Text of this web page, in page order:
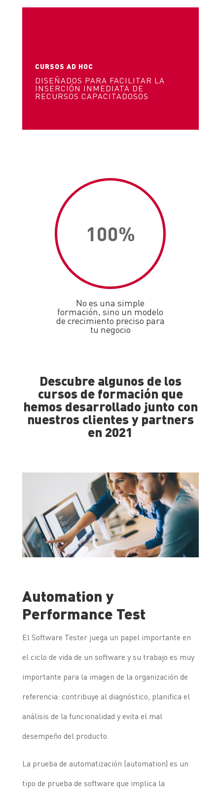
CURSOS AD HOC
DISEÑADOS PARA FACILITAR LA
INSERCIÓN INMEDIATA DE
RECURSOS CAPACITADOSOS
100%
No es una simple
formación, sino un modelo
de crecimiento preciso para
tu negocio
Descubre algunos de los
cursos de formación que
hemos desarrollado junto con
nuestros clientes y partners
en 2021
Automation y
Performance Test
El Software Tester juega un papel importante en
el ciclo de vida de un software y su trabajo es muy
importante para la imagen de la organización de
referencia: contribuye al diagnóstico, planifica el
análisis de la funcionalidad y evita el mal
desempeño del producto.
La prueba de automatización (automation) es un
tipo de prueba de software que implica la